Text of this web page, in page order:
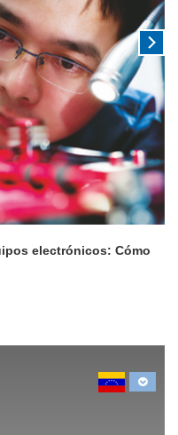
electrónicos: Cómo